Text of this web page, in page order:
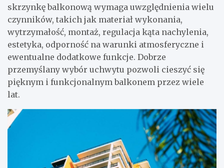
skrzynkę balkonową wymaga uwzględnienia wielu
czynników, takich jak materiał wykonania,
wytrzymałość, montaż, regulacja kąta nachylenia,
estetyka, odporność na warunki atmosferyczne i
ewentualne dodatkowe funkcje. Dobrze
przemyślany wybór uchwytu pozwoli cieszyć się
pięknym i funkcjonalnym balkonem przez wiele
lat.